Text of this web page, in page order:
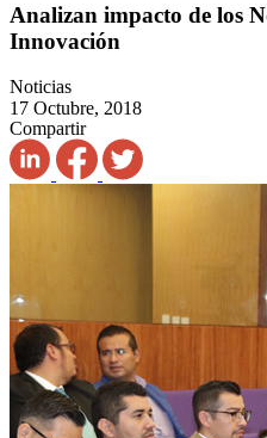
Analizan impacto de los
Innovación
Noticias
17 Octubre, 2018
Compartir